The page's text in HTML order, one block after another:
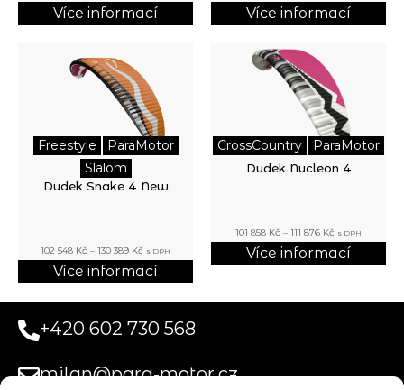
Více informací Více informací
Freestyle
ParaMotor
Slalom
Dudek Snake 4 New
102 548 Kč – 130 389 Kč s DPH
Více informací
CrossCountry ParaMotor
Dudek Nucleon 4
101 858 Kč – 111 876 Kč s DPH
Více informací
+420 602 730 568
milan@para-motor.cz